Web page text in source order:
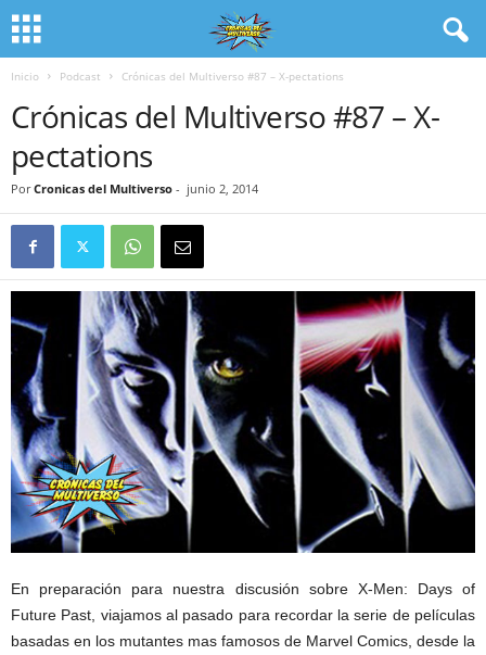
Inicio Podcast Crónicas del Multiverso #87 – X-pectations
Crónicas del Multiverso #87 – X-
pectations
Por Cronicas del Multiverso - junio 2, 2014
En preparación para nuestra discusión sobre X-Men: Days of
Future Past, viajamos al pasado para recordar la serie de películas
basadas en los mutantes mas famosos de Marvel Comics, desde la